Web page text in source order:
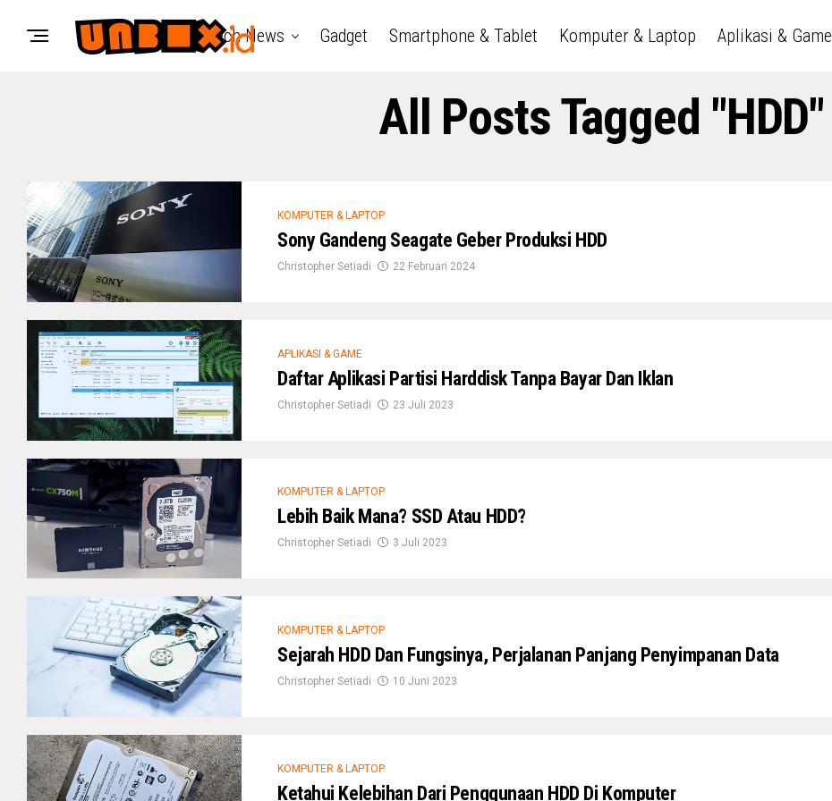
Tech News Gadget Smartphone & Tablet Komputer & Laptop Aplikasi & Game
All Posts Tagged "HDD"
KOMPUTER & LAPTOP
Sony Gandeng Seagate Geber Produksi HDD
Christopher Setiadi 22 Februari 2024
APLIKASI & GAME
Daftar Aplikasi Partisi Harddisk Tanpa Bayar Dan Iklan
Christopher Setiadi 23 Juli 2023
KOMPUTER & LAPTOP
Lebih Baik Mana? SSD Atau HDD?
Christopher Setiadi 3 Juli 2023
KOMPUTER & LAPTOP
Sejarah HDD Dan Fungsinya, Perjalanan Panjang Penyimpanan Data
Christopher Setiadi 10 Juni 2023
KOMPUTER & LAPTOP
Ketahui Kelebihan Dari Penggunaan HDD Di Komputer